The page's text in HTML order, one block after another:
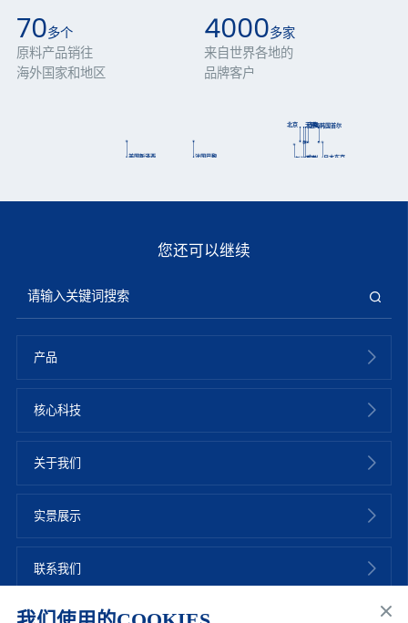
70多个
原料产品销往
海外国家和地区
4000多家
来自世界各地的
品牌客户
美国新泽西 法国巴黎
北京 天津上海
济南
海南
广州
韩国首尔
日本东京
新加坡
您还可以继续
产品
核心科技
关于我们
实景展示
联系我们